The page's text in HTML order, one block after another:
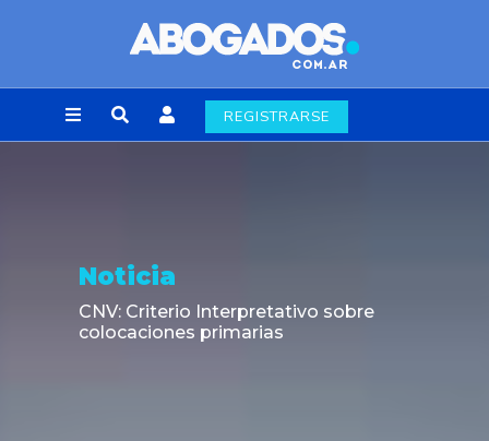
REGISTRARSE
Opinión
38.477 escritos en tres días: El caso
chileno que expuso el atraso del sistema